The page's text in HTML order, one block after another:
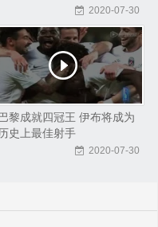
2020-07-30
黎成就四冠王 伊布将成为
史上最佳射手
2020-07-30